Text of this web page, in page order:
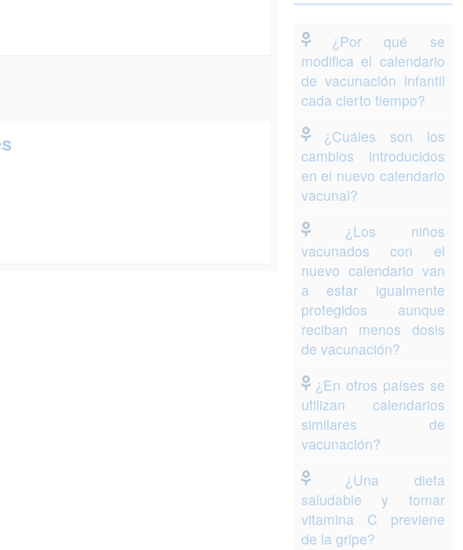
¿Por qué se
modifica el calendario
de vacunación infantil
cada cierto tiempo?
¿Cuáles son los
cambios introducidos
en el nuevo calendario
vacunal?
¿Los niños
vacunados con el
nuevo calendario van
a estar igualmente
protegidos aunque
reciban menos dosis
de vacunación?
¿En otros países se
utilizan calendarios
similares de
vacunación?
¿Una dieta
saludable y tomar
vitamina C previene
de la gripe?